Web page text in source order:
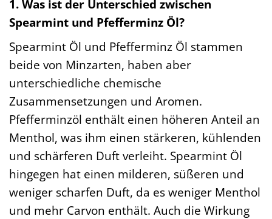
1. Was ist der Unterschied zwischen
Spearmint und Pfefferminz Öl?
Spearmint Öl und Pfefferminz Öl stammen
beide von Minzarten, haben aber
unterschiedliche chemische
Zusammensetzungen und Aromen.
Pfefferminzöl enthält einen höheren Anteil an
Menthol, was ihm einen stärkeren, kühlenden
und schärferen Duft verleiht. Spearmint Öl
hingegen hat einen milderen, süßeren und
weniger scharfen Duft, da es weniger Menthol
und mehr Carvon enthält. Auch die Wirkung